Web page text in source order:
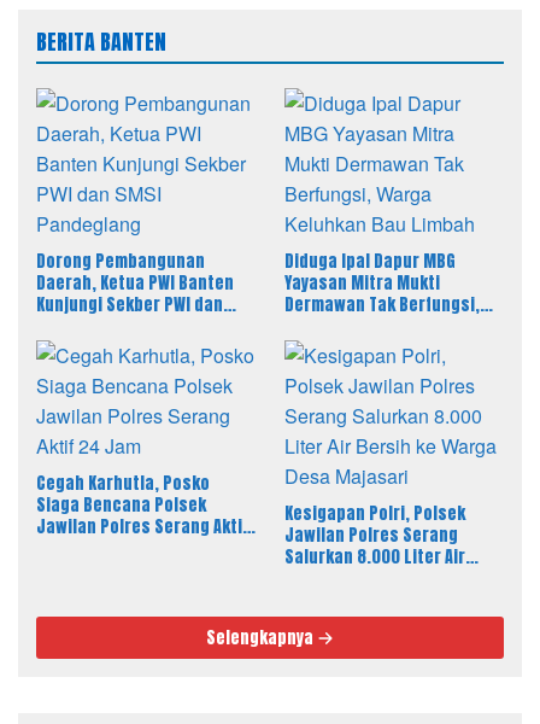
BERITA BANTEN
Dorong Pembangunan
Daerah, Ketua PWI Banten
Kunjungi Sekber PWI dan
Diduga Ipal Dapur MBG
Yayasan Mitra Mukti
Dermawan Tak Berfungsi,
Cegah Karhutla, Posko
Siaga Bencana Polsek
Jawilan Polres Serang Aktif
Kesigapan Polri, Polsek
Jawilan Polres Serang
Salurkan 8.000 Liter Air
Selengkapnya